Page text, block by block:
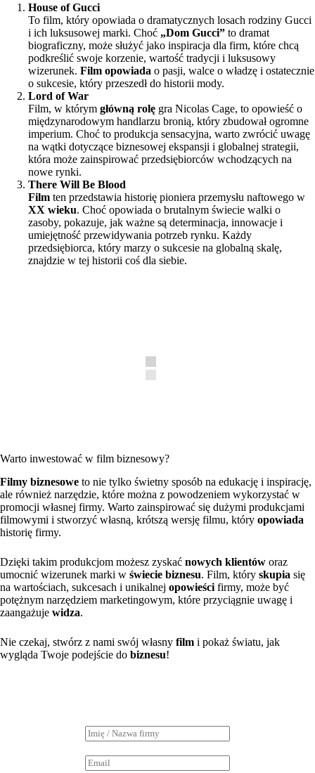
House of Gucci
To film, który opowiada o dramatycznych losach rodziny Gucci
i ich luksusowej marki. Choć „Dom Gucci” to dramat
biograficzny, może służyć jako inspiracja dla firm, które chcą
podkreślić swoje korzenie, wartość tradycji i luksusowy
wizerunek. Film opowiada o pasji, walce o władzę i ostatecznie
o sukcesie, który przeszedł do historii mody.
Lord of War
Film, w którym główną rolę gra Nicolas Cage, to opowieść o
międzynarodowym handlarzu bronią, który zbudował ogromne
imperium. Choć to produkcja sensacyjna, warto zwrócić uwagę
na wątki dotyczące biznesowej ekspansji i globalnej strategii,
która może zainspirować przedsiębiorców wchodzących na
nowe rynki.
There Will Be Blood
Film ten przedstawia historię pioniera przemysłu naftowego w
XX wieku. Choć opowiada o brutalnym świecie walki o
zasoby, pokazuje, jak ważne są determinacja, innowacje i
umiejętność przewidywania potrzeb rynku. Każdy
przedsiębiorca, który marzy o sukcesie na globalną skalę,
znajdzie w tej historii coś dla siebie.
Warto inwestować w film biznesowy?
Filmy biznesowe to nie tylko świetny sposób na edukację i inspirację,
ale również narzędzie, które można z powodzeniem wykorzystać w
promocji własnej firmy. Warto zainspirować się dużymi produkcjami
filmowymi i stworzyć własną, krótszą wersję filmu, który opowiada
historię firmy.
Dzięki takim produkcjom możesz zyskać nowych klientów oraz
umocnić wizerunek marki w świecie biznesu. Film, który skupia się
na wartościach, sukcesach i unikalnej opowieści firmy, może być
potężnym narzędziem marketingowym, które przyciągnie uwagę i
zaangażuje widza.
Nie czekaj, stwórz z nami swój własny film i pokaż światu, jak
wygląda Twoje podejście do biznesu!
I
m
i
ę
A